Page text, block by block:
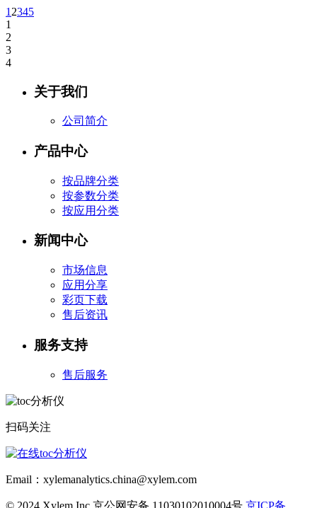
1 2345
1
2
3
4
关于我们
公司简介
产品中心
按品牌分类
按参数分类
按应用分类
新闻中心
市场信息
应用分享
彩页下载
售后资讯
服务支持
售后服务
扫码关注
Email：xylemanalytics.china@xylem.com
© 2024 Xylem Inc 京公网安备 11030102010004号 京ICP备